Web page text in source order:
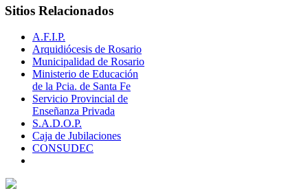
Sitios Relacionados
A.F.I.P.
Arquidiócesis de Rosario
Municipalidad de Rosario
Ministerio de Educación
de la Pcia. de Santa Fe
Servicio Provincial de
Enseñanza Privada
S.A.D.O.P.
Caja de Jubilaciones
CONSUDEC